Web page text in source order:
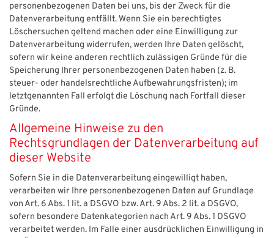
personenbezogenen Daten bei uns, bis der Zweck für die
Datenverarbeitung entfällt. Wenn Sie ein berechtigtes
Löschersuchen geltend machen oder eine Einwilligung zur
Datenverarbeitung widerrufen, werden Ihre Daten gelöscht,
sofern wir keine anderen rechtlich zulässigen Gründe für die
Speicherung Ihrer personenbezogenen Daten haben (z. B.
steuer- oder handelsrechtliche Aufbewahrungsfristen); im
letztgenannten Fall erfolgt die Löschung nach Fortfall dieser
Gründe.
Allgemeine Hinweise zu den
Rechtsgrundlagen der Datenverarbeitung auf
dieser Website
Sofern Sie in die Datenverarbeitung eingewilligt haben,
verarbeiten wir Ihre personenbezogenen Daten auf Grundlage
von Art. 6 Abs. 1 lit. a DSGVO bzw. Art. 9 Abs. 2 lit. a DSGVO,
sofern besondere Datenkategorien nach Art. 9 Abs. 1 DSGVO
verarbeitet werden. Im Falle einer ausdrücklichen Einwilligung in